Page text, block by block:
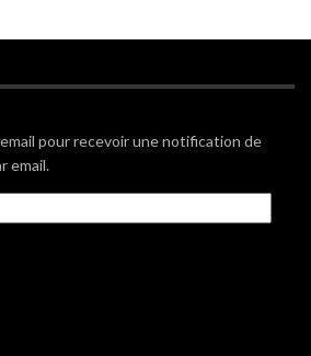
pour recevoir une notification de
email.